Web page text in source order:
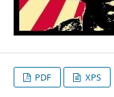
PDF XPS